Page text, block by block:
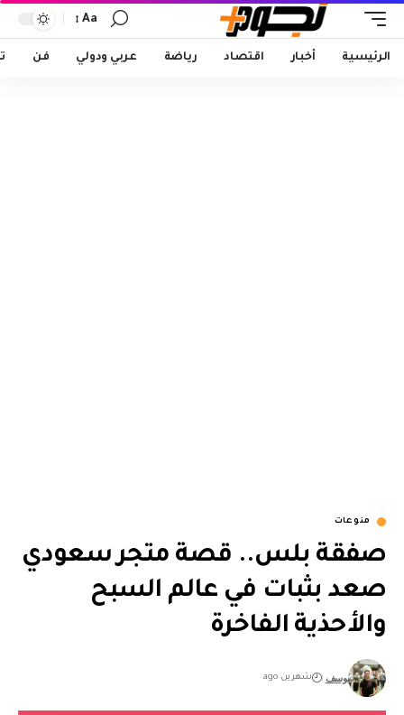
Resizer
Aa
الرئيسية أخبار اقتصاد رياضة عربي ودولي فن
منوعات
صفقة بلس.. قصة متجر سعودي
صعد بثبات في عالم السبح
والأحذية الفاخرة
يوسف شهرين ago